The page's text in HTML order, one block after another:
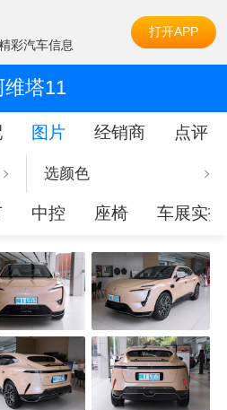
彩汽车信息
打开APP
维塔11
图片 经销商 点评
选颜色
中控 座椅 车展实拍